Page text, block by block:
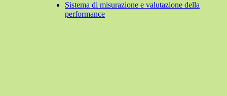
Sistema di misurazione e valutazione della
performance